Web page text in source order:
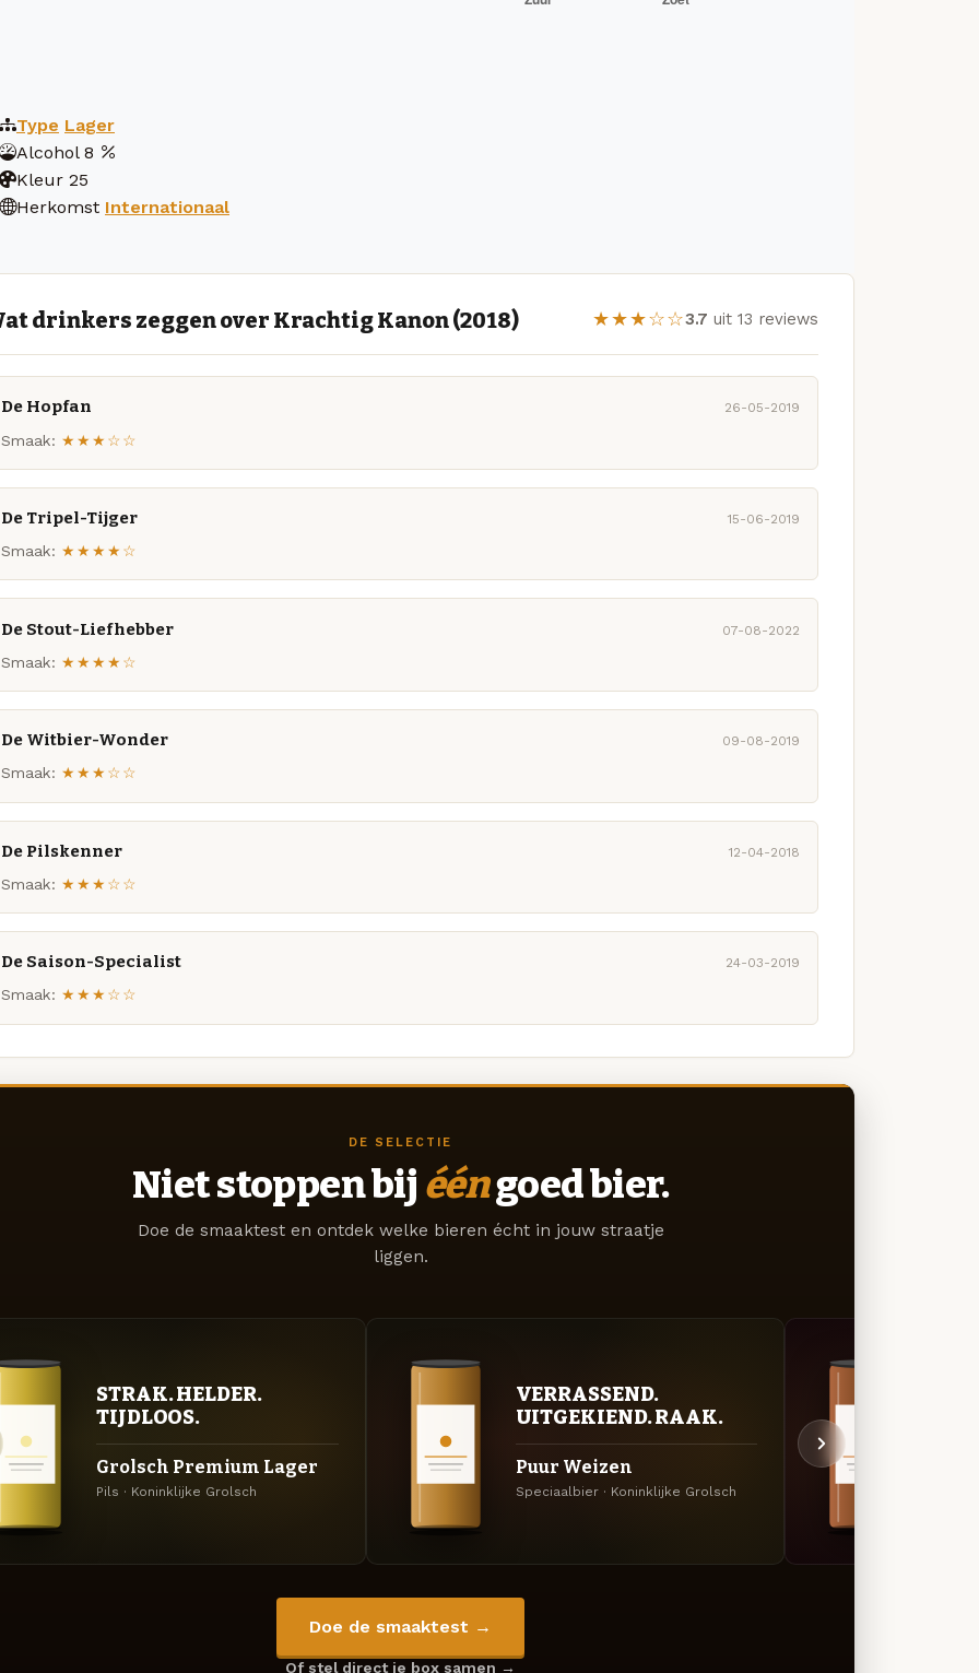
Type Lager
Alcohol 8
Kleur 25
Herkomst Internationaal
drinkers zeggen over Krachtig Kanon (2018) ★★★☆☆3.7 uit 13 reviews
De Hopfan 26-05-2019
Smaak: ★★★☆☆
De Tripel-Tijger 15-06-2019
Smaak: ★★★★☆
De Stout-Liefhebber 07-08-2022
Smaak: ★★★★☆
De Witbier-Wonder 09-08-2019
Smaak: ★★★☆☆
De Pilskenner 12-04-2018
Smaak: ★★★☆☆
De Saison-Specialist 24-03-2019
Smaak: ★★★☆☆
DE SELECTIE
Niet stoppen bij ééngoed bier.
Doe de smaaktest en ontdek welke bieren écht in jouw straatje
liggen.
STRAK. HELDER.
TIJDLOOS.
Grolsch Premium Lager
Pils · Koninklijke Grolsch
VERRASSEND.
UITGEKIEND. RAAK.
Puur Weizen
Speciaalbier · Koninklijke Grolsch
Doe de smaaktest →
Of stel direct je box samen →